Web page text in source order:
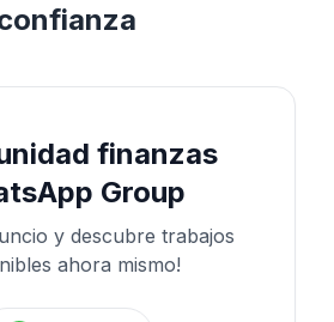
finanzas
Group
y descubre trabajos
ahora mismo!